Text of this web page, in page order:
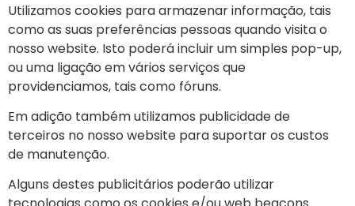
Utilizamos cookies para armazenar informação, tais
como as suas preferências pessoas quando visita o
nosso website. Isto poderá incluir um simples pop-up,
ou uma ligação em vários serviços que
providenciamos, tais como fóruns.
Em adição também utilizamos publicidade de
terceiros no nosso website para suportar os custos
de manutenção.
Alguns destes publicitários poderão utilizar